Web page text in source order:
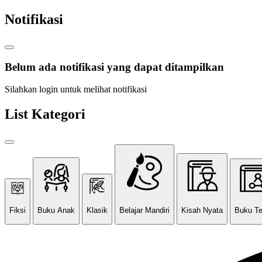
Notifikasi
Belum ada notifikasi yang dapat ditampilkan
Silahkan login untuk melihat notifikasi
List Kategori
Fiksi Buku Anak Klasik Belajar Mandiri Kisah Nyata Buku